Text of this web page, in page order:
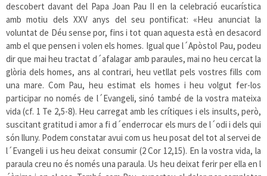
descobert davant del Papa Joan Pau II en la celebració eucarística
amb motiu dels XXV anys del seu pontificat: «Heu anunciat la
voluntat de Déu sense por, fins i tot quan aquesta està en desacord
amb el que pensen i volen els homes. Igual que l´Apòstol Pau, podeu
dir que mai heu tractat d´afalagar amb paraules, mai no heu cercat la
glòria dels homes, ans al contrari, heu vetllat pels vostres fills com
una mare. Com Pau, heu estimat els homes i heu volgut fer-los
participar no només de l´Evangeli, sinó també de la vostra mateixa
vida (cf. 1 Te 2,5-8). Heu carregat amb les crítiques i els insults, però,
suscitant gratitud i amor a fi d´enderrocar els murs de l´odi i dels qui
són lluny. Podem constatar avui com us heu posat del tot al servei de
l´Evangeli i us heu deixat consumir (2 Cor 12,15). En la vostra vida, la
paraula creu no és només una paraula. Us heu deixat ferir per ella en l